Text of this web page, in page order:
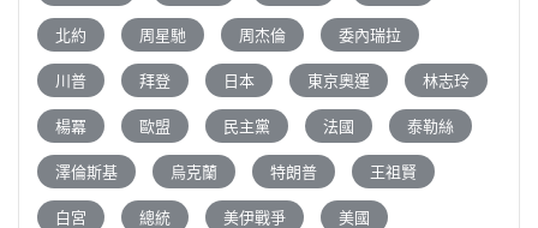
北約 周星馳 周杰倫 委內瑞拉
川普 拜登 日本 東京奧運 林志玲
楊冪 歐盟 民主黨 法國 泰勒絲
澤倫斯基 烏克蘭 特朗普 王祖賢
白宮 總統 美伊戰爭 美國